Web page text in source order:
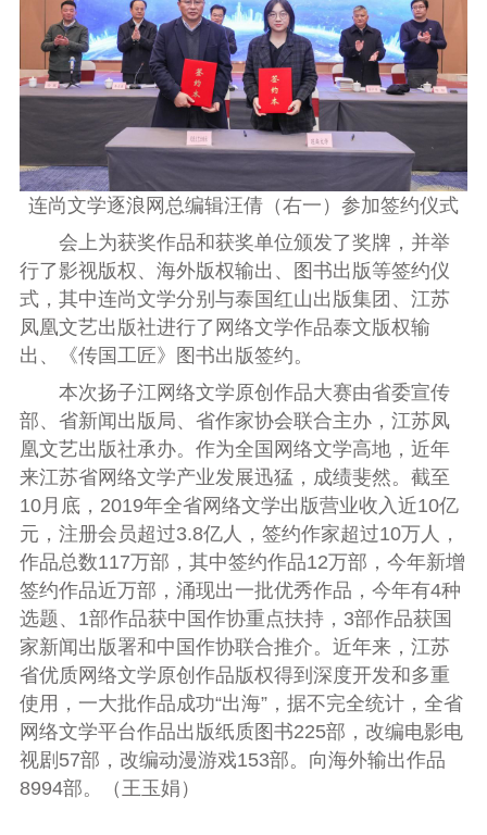
连尚文学逐浪网总编辑汪倩（右一）参加签约仪式
会上为获奖作品和获奖单位颁发了奖牌，并举
行了影视版权、海外版权输出、图书出版等签约仪
式，其中连尚文学分别与泰国红山出版集团、江苏
凤凰文艺出版社进行了网络文学作品泰文版权输
出、《传国工匠》图书出版签约。
本次扬子江网络文学原创作品大赛由省委宣传
部、省新闻出版局、省作家协会联合主办，江苏凤
凰文艺出版社承办。作为全国网络文学高地，近年
来江苏省网络文学产业发展迅猛，成绩斐然。截至
10月底，2019年全省网络文学出版营业收入近10亿
元，注册会员超过3.8亿人，签约作家超过10万人，
作品总数117万部，其中签约作品12万部，今年新增
签约作品近万部，涌现出一批优秀作品，今年有4种
选题、1部作品获中国作协重点扶持，3部作品获国
家新闻出版署和中国作协联合推介。近年来，江苏
省优质网络文学原创作品版权得到深度开发和多重
使用，一大批作品成功“出海”，据不完全统计，全省
网络文学平台作品出版纸质图书225部，改编电影电
视剧57部，改编动漫游戏153部。向海外输出作品
8994部。（王玉娟）